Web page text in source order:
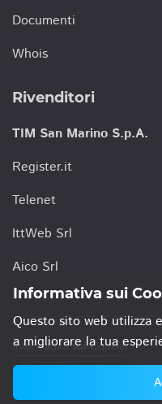
Documenti
Whois
Rivenditori
TIM San Marino S.p.A.
Register.it
Telenet
IttWeb Srl
Aico Srl
Informativa sui Cookie
© 2021 TIM San Marino
Informativa sui
Questo sito web utilizza
a migliorare la tua